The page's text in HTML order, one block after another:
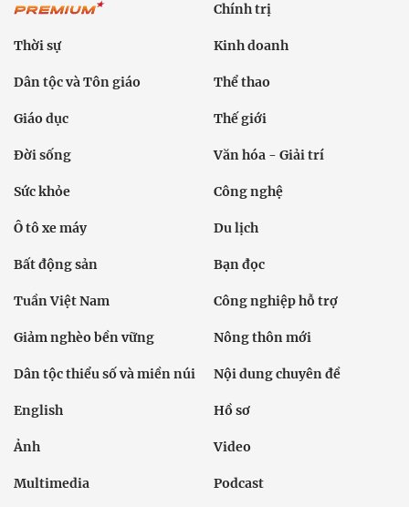
Chính trị
Thời sự Kinh doanh
Dân tộc và Tôn giáo Thể thao
Giáo dục Thế giới
Đời sống Văn hóa - Giải trí
Sức khỏe Công nghệ
Ô tô xe máy Du lịch
Bất động sản Bạn đọc
Tuần Việt Nam Công nghiệp hỗ trợ
Giảm nghèo bền vững Nông thôn mới
Dân tộc thiểu số và miền núi Nội dung chuyên đề
English Hồ sơ
Ảnh Video
Multimedia Podcast